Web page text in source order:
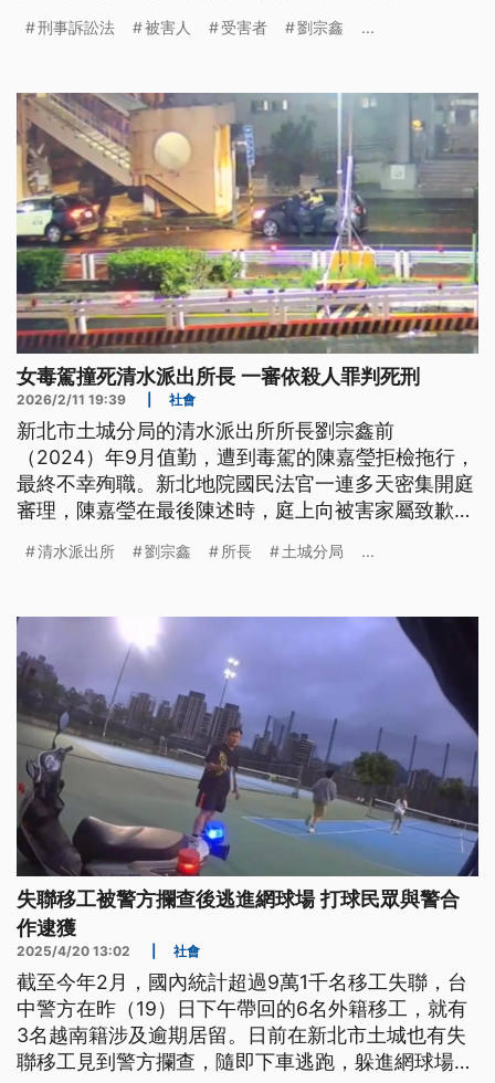
序中的局外人。
刑事訴訟法 被害人 受害者 劉宗鑫 ...
女毒駕撞死清水派出所長 一審依殺人罪判死刑
2026/2/11 19:39 社會
新北市土城分局的清水派出所所長劉宗鑫前
（2024）年9月值勤，遭到毒駕的陳嘉瑩拒檢拖行，
最終不幸殉職。新北地院國民法官一連多天密集開庭
審理，陳嘉瑩在最後陳述時，庭上向被害家屬致歉並
媽。她的辯護律師則主張，被告仍有教化可能。不
跪，請求判死，案經國民法官共同審理評議，一審依
殺人罪判處死刑，全案可上訴。
清水派出所 劉宗鑫 所長 土城分局 ...
失聯移工被警方攔查後逃進網球場 打球民眾與警合
作逮獲
2025/4/20 13:02 社會
截至今年2月，國內統計超過9萬1千名移工失聯，台
中警方在昨（19）日下午帶回的6名外籍移工，就有
3名越南籍涉及逾期居留。日前在新北市土城也有失
聯移工見到警方攔查，隨即下車逃跑，躲進網球場，